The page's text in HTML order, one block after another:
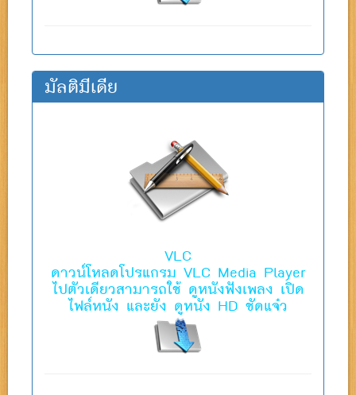
มัลติมีเดีย
VLC
ดาวน์โหลดโปรแกรม VLC Media Player
ไปตัวเดียวสามารถใช้ ดูหนังฟังเพลง เปิด
ไฟล์หนัง และยัง ดูหนัง HD ชัดแจ๋ว